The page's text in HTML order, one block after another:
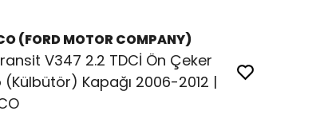
(FORD MOTOR COMPANY)
V347 2.2 TDCİ Ön Çeker
(Külbütör) Kapağı 2006-2012 |